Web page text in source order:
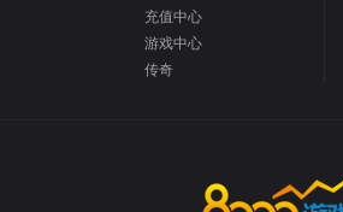
充值中心
游戏中心
传奇